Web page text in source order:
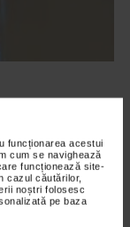
funcționarea acestui
cum se navighează
funcționează site-
cazul căutărilor,
noștri folosesc
pe baza